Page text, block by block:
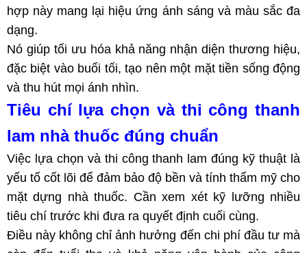
hợp này mang lại hiệu ứng ánh sáng và màu sắc đa
dạng.
Nó giúp tối ưu hóa khả năng nhận diện thương hiệu,
đặc biệt vào buổi tối, tạo nên một mặt tiền sống động
và thu hút mọi ánh nhìn.
Tiêu chí lựa chọn và thi công thanh
lam nhà thuốc đúng chuẩn
Việc lựa chọn và thi công thanh lam đúng kỹ thuật là
yếu tố cốt lõi để đảm bảo độ bền và tính thẩm mỹ cho
mặt dựng nhà thuốc. Cần xem xét kỹ lưỡng nhiều
tiêu chí trước khi đưa ra quyết định cuối cùng.
Điều này không chỉ ảnh hưởng đến chi phí đầu tư mà